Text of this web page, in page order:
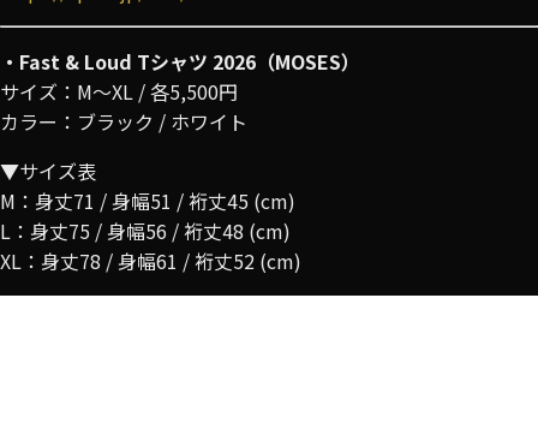
・Fast & Loud Tシャツ 2026（MOSES）
サイズ：M〜XL / 各5,500円
カラー：ブラック / ホワイト
▼サイズ表
M：身丈71 / 身幅51 / 裄丈45 (cm)
L：身丈75 / 身幅56 / 裄丈48 (cm)
XL：身丈78 / 身幅61 / 裄丈52 (cm)